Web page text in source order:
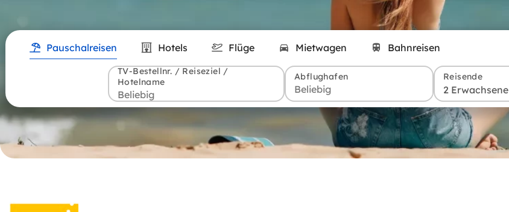
Pauschalreisen Hotels Flüge Mietwagen Bahnreisen
TV-Bestellnr. / Reiseziel /
Hotelname
Abflughafen Reisende
2 Erwachsene